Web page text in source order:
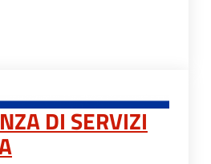
DI SERVIZI